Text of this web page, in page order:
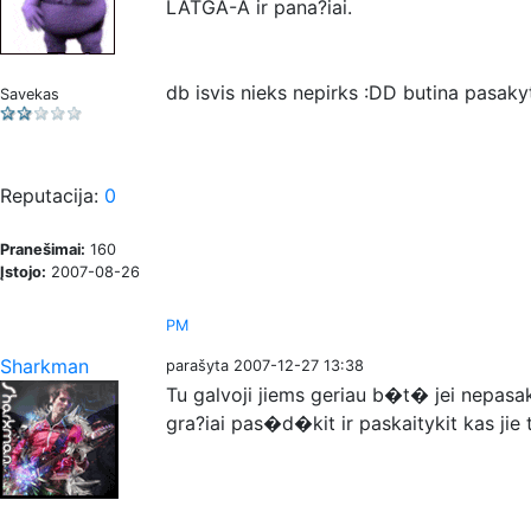
Savekas
Reputacija: 0
Pranešimai: 160
Įstojo: 2007-08-26
LATGA-A ir pana?iai.
db isvis nieks nepirks :DD butina
PM
Sharkman parašyta 2007-12-27 13:38
Tu galvoji jiems geriau b�t� jei
gra?iai pas�d�kit ir paskaitykit kas jie